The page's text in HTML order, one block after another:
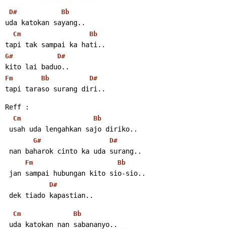
D# Bb
uda katokan sayang..
Cm Bb
tapi tak sampai ka hati..
G# D#
kito lai baduo..
Fm Bb D#
tapi taraso surang diri..
Reff :
Cm Bb
usah uda lengahkan sajo diriko..
G# D#
nan baharok cinto ka uda surang..
Fm Bb
jan sampai hubungan kito sio-sio..
D#
dek tiado kapastian..
Cm Bb
uda katokan nan sabananyo..